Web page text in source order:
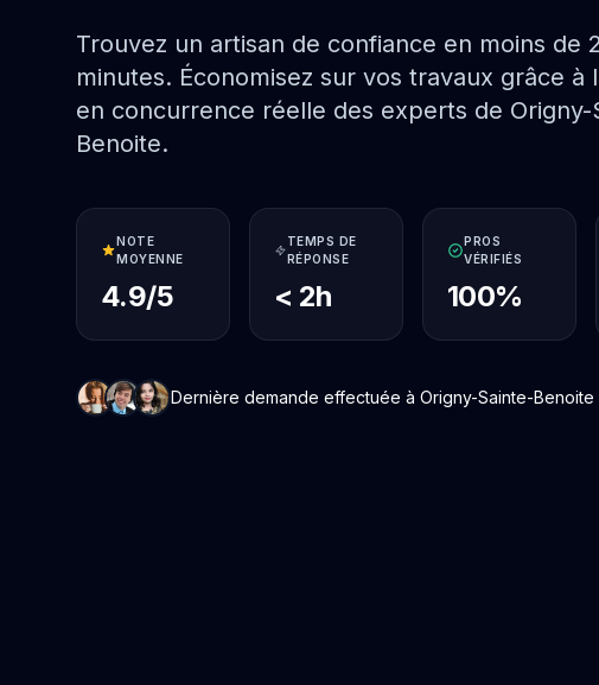
Trouvez un artisan de confiance en moins de 2
minutes. Économisez sur vos travaux grâce à
en concurrence réelle des experts de Origny-
Benoite.
NOTE
MOYENNE
4.9/5
TEMPS DE
RÉPONSE
< 2h
PROS
VÉRIFIÉS
100%
Dernière demande effectuée à Origny-Sainte-Benoite